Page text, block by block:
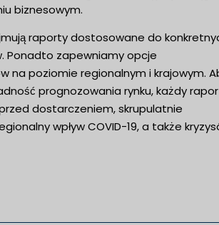
biznesowym.
raporty dostosowane do
Ponadto zapewniamy opcje
na poziomie regionalnym i krajowym.
prognozowania rynku, każdy
dostarczeniem, skrupulatnie
wpływ COVID-19, a także